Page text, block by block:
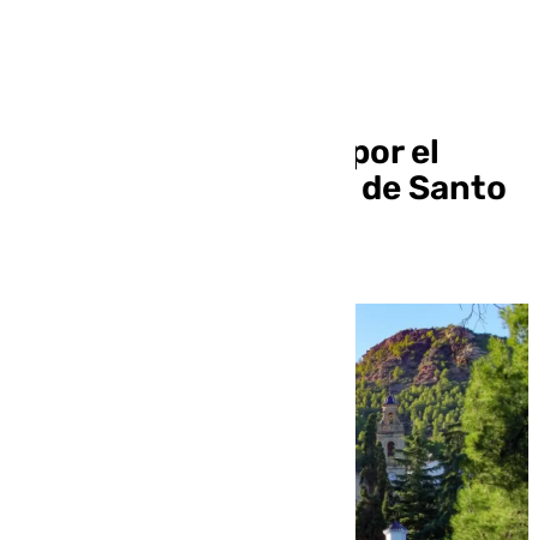
Un hombre detenido por el
ataque al Monasterio de Santo